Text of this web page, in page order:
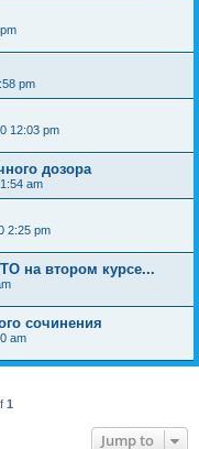
pm
12:03 pm
дозора
am
2:25 pm
на втором курсе...
сочинения
am
1
Jump to